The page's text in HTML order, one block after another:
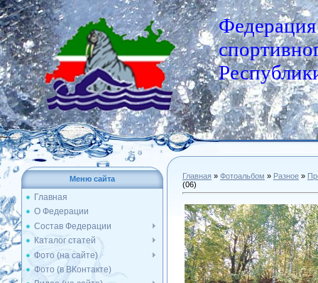
Федерация
Меню сайта
Главная
О Федерации
Состав Федерации
Каталог статей
Фото (на сайте)
Фото (в ВКонтакте)
Главная » Фотоальбом » Разное »
(06)